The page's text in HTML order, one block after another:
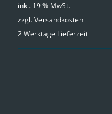
inkl. 19 % MwSt.
zzgl.Versandkosten
2 Werktage Lieferzeit